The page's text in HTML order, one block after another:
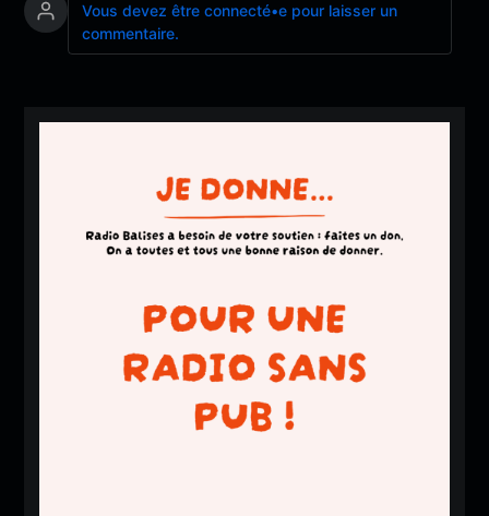
Vous devez être connecté•e pour laisser un
commentaire.